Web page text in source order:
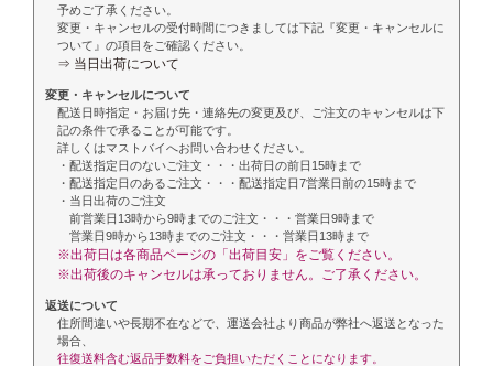
予めご了承ください。
変更・キャンセルの受付時間につきましては下記『変更・キャンセルに
ついて』の項目をご確認ください。
⇒ 当日出荷について
変更・キャンセルについて
配送日時指定・お届け先・連絡先の変更及び、ご注文のキャンセルは下
記の条件で承ることが可能です。
詳しくはマストバイへお問い合わせください。
・配送指定日のないご注文・・・出荷日の前日15時まで
・配送指定日のあるご注文・・・配送指定日7営業日前の15時まで
・当日出荷のご注文
前営業日13時から9時までのご注文・・・営業日9時まで
営業日9時から13時までのご注文・・・営業日13時まで
※出荷日は各商品ページの「出荷目安」をご覧ください。
※出荷後のキャンセルは承っておりません。ご了承ください。
返送について
住所間違いや長期不在などで、運送会社より商品が弊社へ返送となった
場合、
往復送料含む返品手数料をご負担いただくことになります。